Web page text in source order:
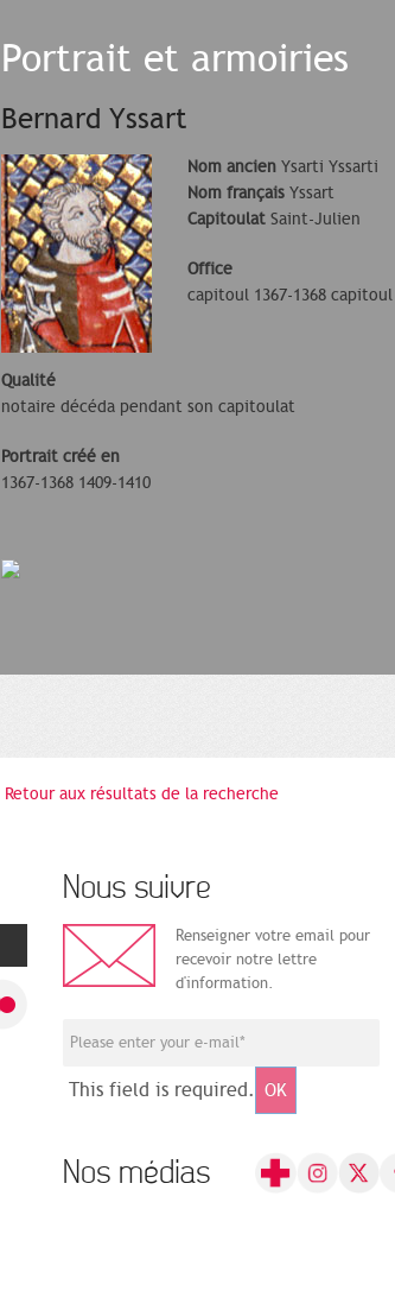
Portrait et armoiries
Bernard Yssart
Nom ancienYsarti Yssarti
Nom françaisYssart
CapitoulatSaint-Julien
Office
capitoul 1367-1368
Qualité
notaire décéda pendant son capitoulat
Portrait créé en
1367-1368 1409-1410
Retour aux résultats de la recherche
Nous suivre
Renseigner votre email pour
recevoir notre lettre
d'information.
This field is required. OK
Nos médias